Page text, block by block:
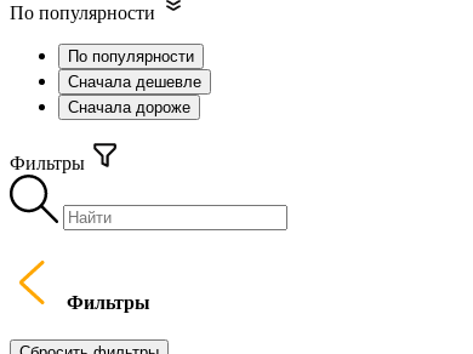
По популярности
По популярности
Сначала дешевле
Сначала дороже
Фильтры
Фильтры